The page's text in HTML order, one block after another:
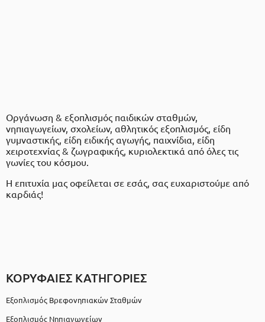
Οργάνωση & εξοπλισμός παιδικών σταθμών,
νηπιαγωγείων, σχολείων, αθλητικός εξοπλισμός, είδη
γυμναστικής, είδη ειδικής αγωγής, παιχνίδια, είδη
χειροτεχνίας & ζωγραφικής, κυριολεκτικά από όλες τις
γωνίες του κόσμου.
Η επιτυχία μας οφείλεται σε εσάς, σας ευχαριστούμε από
καρδιάς!
ΚΟΡΥΦΑΙΕΣ ΚΑΤΗΓΟΡΙΕΣ
Εξοπλισμός Βρεφονηπιακών Σταθμών
Εξοπλισμός Νηπιαγωγείων